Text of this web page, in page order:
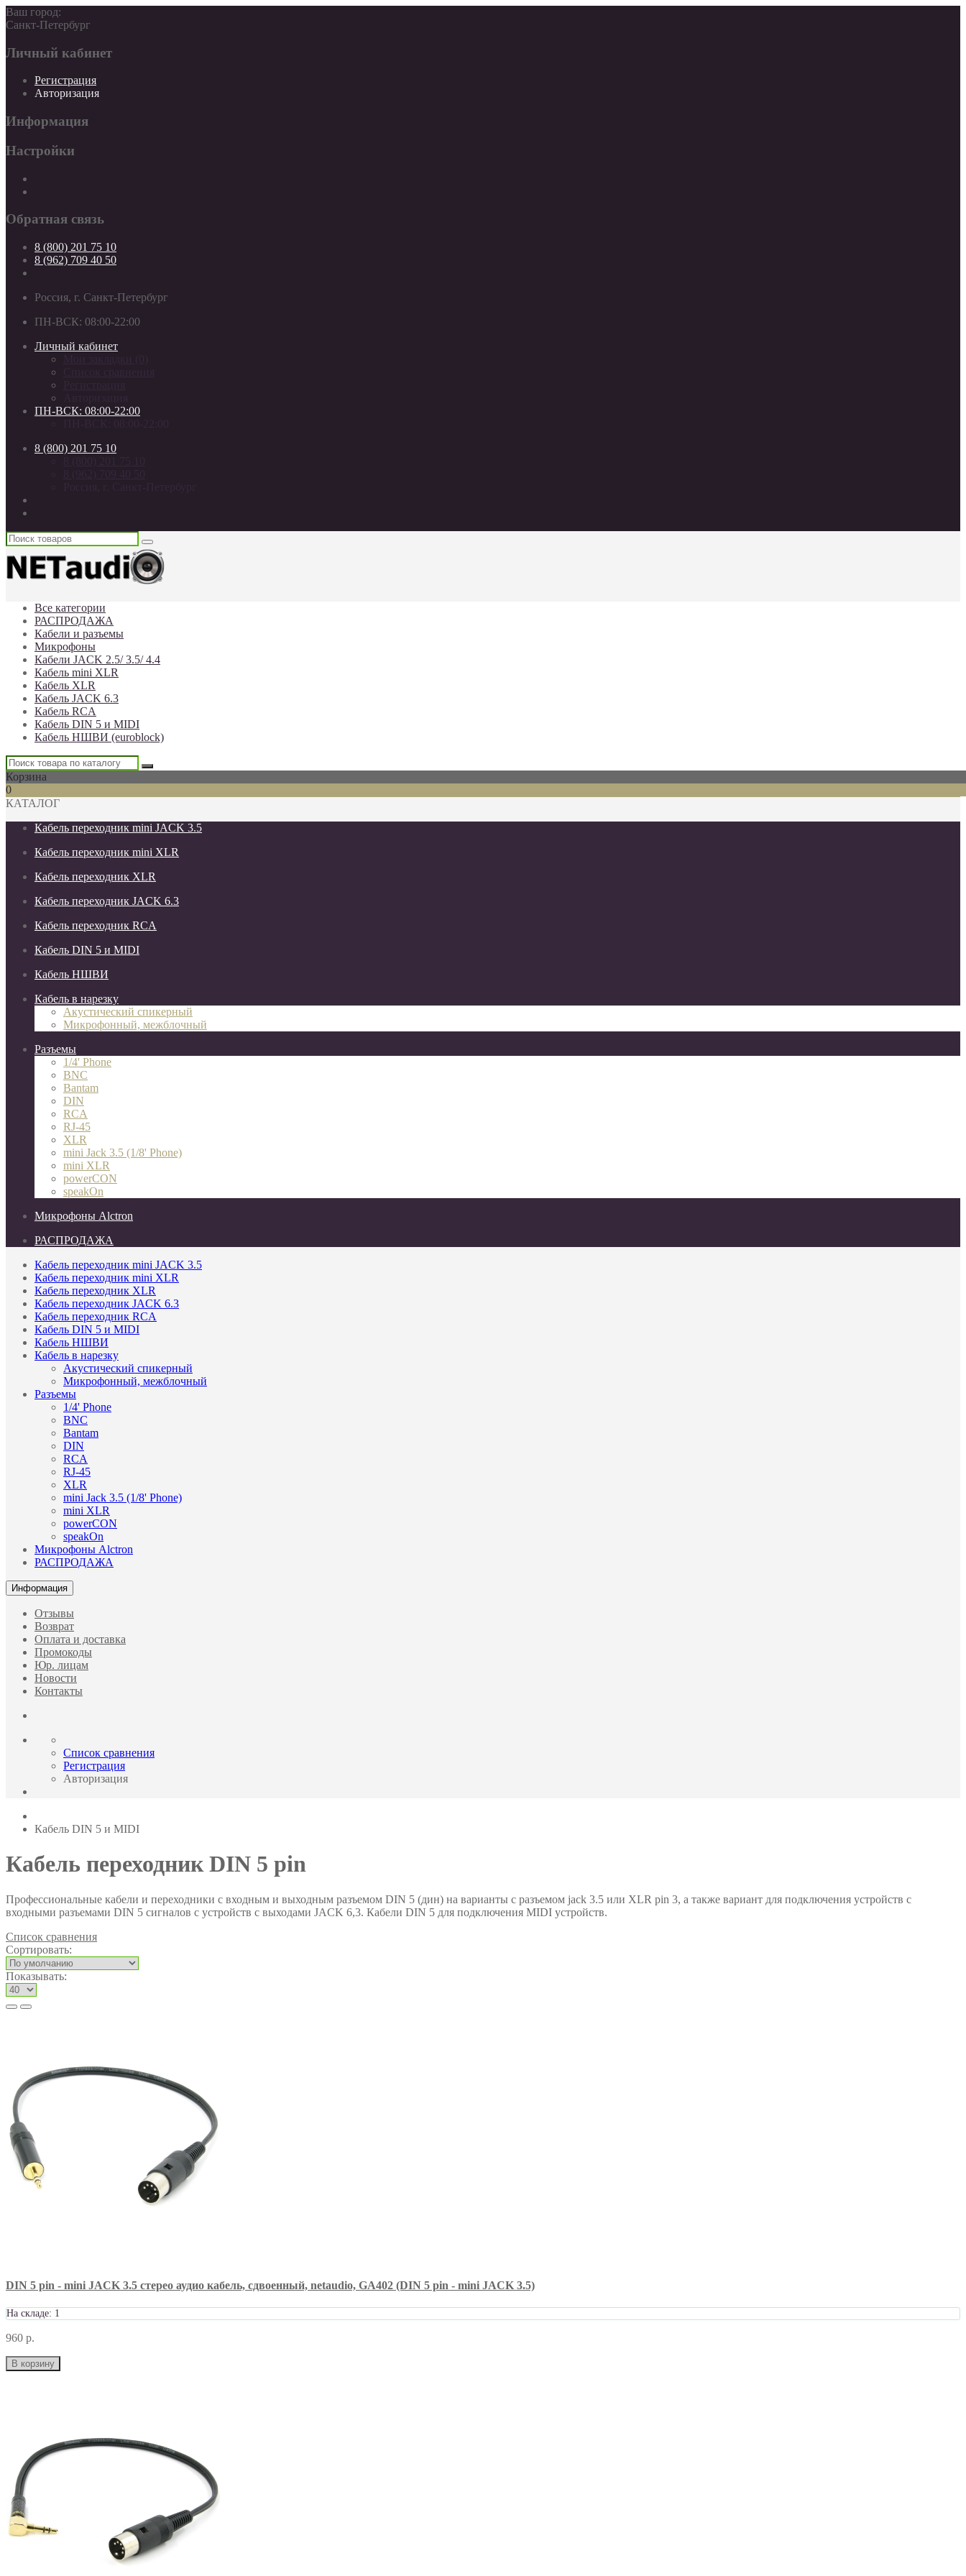
Ваш город:
Санкт-Петербург
Личный кабинет
Регистрация
Авторизация
Информация
Настройки
Обратная связь
8 (800) 201 75 10
8 (962) 709 40 50
Россия, г. Санкт-Петербург
ПН-ВСК: 08:00-22:00
Личный кабинет
ПН-ВСК: 08:00-22:00
8 (800) 201 75 10
Все категории
РАСПРОДАЖА
Кабели и разъемы
Микрофоны
Кабели JACK 2.5/ 3.5/ 4.4
Кабель mini XLR
Кабель XLR
Кабель JACK 6.3
Кабель RCA
Кабель DIN 5 и MIDI
Кабель НШВИ (euroblock)
Корзина
0
КАТАЛОГ
Кабель переходник mini JACK 3.5
Кабель переходник mini XLR
Кабель переходник XLR
Кабель переходник JACK 6.3
Кабель переходник RCA
Кабель DIN 5 и MIDI
Кабель НШВИ
Кабель в нарезку
Акустический спикерный
Микрофонный, межблочный
Разъемы
1/4' Phone
BNC
Bantam
DIN
RCA
RJ-45
XLR
mini Jack 3.5 (1/8' Phone)
mini XLR
powerCON
speakOn
Микрофоны Alctron
РАСПРОДАЖА
Кабель переходник mini JACK 3.5
Кабель переходник mini XLR
Кабель переходник XLR
Кабель переходник JACK 6.3
Кабель переходник RCA
Кабель DIN 5 и MIDI
Кабель НШВИ
Кабель в нарезку
Акустический спикерный
Микрофонный, межблочный
Разъемы
1/4' Phone
BNC
Bantam
DIN
RCA
RJ-45
XLR
mini Jack 3.5 (1/8' Phone)
mini XLR
powerCON
speakOn
Микрофоны Alctron
РАСПРОДАЖА
Информация
Отзывы
Возврат
Оплата и доставка
Промокоды
Юр. лицам
Новости
Контакты
Список сравнения
Регистрация
Авторизация
Кабель DIN 5 и MIDI
Кабель переходник DIN 5 pin
Профессиональные кабели и переходники с входным и выходным разъемом DIN 5 (дин) на варианты с разъемом jack 3.5 или XLR pin 3, а также вариант для подключения устройств с
входными разъемами DIN 5 сигналов с устройств с выходами JACK 6,3. Кабели DIN 5 для подключения MIDI устройств.
Список сравнения
Сортировать:
Показывать:
DIN 5 pin - mini JACK 3.5 стерео аудио кабель, сдвоенный, netaudio, GA402 (DIN 5 pin - mini JACK 3.5)
На складе: 1
960 р.
В корзину